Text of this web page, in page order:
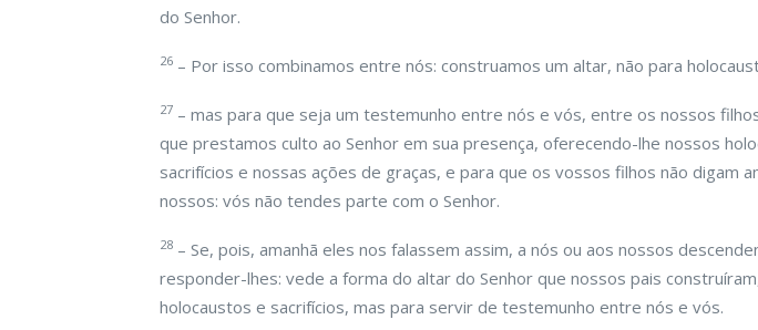
do Senhor.
26 – Por isso combinamos entre nós: construamos um altar, não para
27 – mas para que seja um testemunho entre nós e vós, entre os nossos
que prestamos culto ao Senhor em sua presença, oferecendo-lhe nossos
sacrifícios e nossas ações de graças, e para que os vossos filhos não digam
nossos: vós não tendes parte com o Senhor.
28 – Se, pois, amanhã eles nos falassem assim, a nós ou aos nossos
responder-lhes: vede a forma do altar do Senhor que nossos pais
holocaustos e sacrifícios, mas para servir de testemunho entre nós e vós.